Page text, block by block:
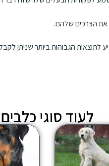
לעוד סוגי כלבים